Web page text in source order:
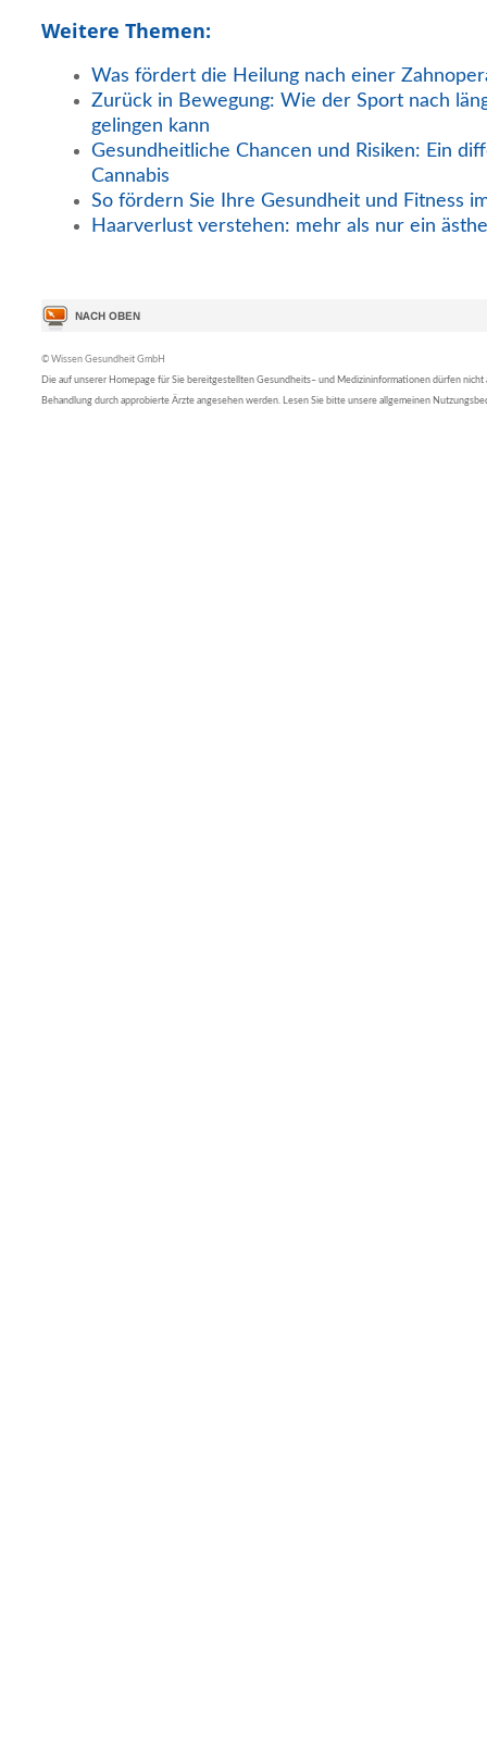
Weitere Themen:
Was fördert die Heilung nach einer
Zurück in Bewegung: Wie der Sport nach
gelingen kann
Gesundheitliche Chancen und Risiken: Ein
Cannabis
So fördern Sie Ihre Gesundheit und Fitness
Haarverlust verstehen: mehr als nur ein
© Wissen Gesundheit GmbH
Die auf unserer Homepage für Sie bereitgestellten Gesundheits– und Medizininformationen dürfen nicht
Behandlung durch approbierte Ärzte angesehen werden. Lesen Sie bitte unsere allgemeinen